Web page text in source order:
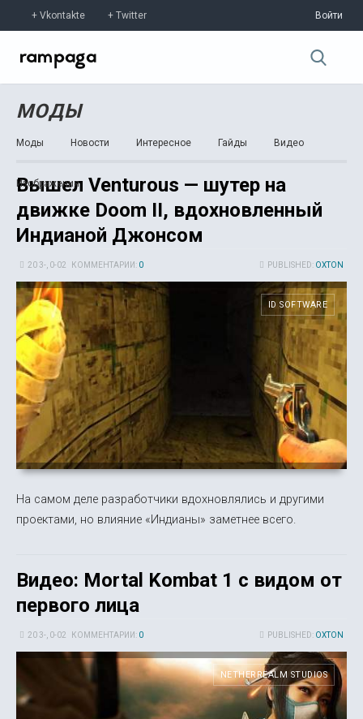
Vkontakte Twitter Войти
МОДЫ
Моды Новости Интересное Гайды Видео
Изображения
Вышел Venturous — шутер на
движке Doom II, вдохновленный
Индианой Джонсом
PUBLISHED: OXTON
20 3-, 0-02 КОММЕНТАРИИ: 0
ID SOFTWARE
На самом деле разработчики вдохновлялись и другими
проектами, но влияние «Индианы» заметнее всего.
Видео: Mortal Kombat 1 с видом от
первого лица
PUBLISHED: OXTON
20 3-, 0-02 КОММЕНТАРИИ: 0
NETHERREALM STUDIOS